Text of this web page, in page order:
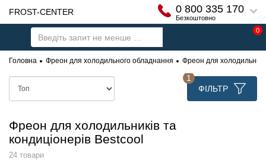
FROST-CENTER 0 800 335 170
Безкоштовно
0
Головна Фреон для холодильного обладнання Фреон для
ФІЛЬТР
1
Фреон для холодильників та
кондиціонерів Bestcool
24 товари